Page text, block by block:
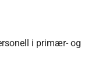
i primær- og